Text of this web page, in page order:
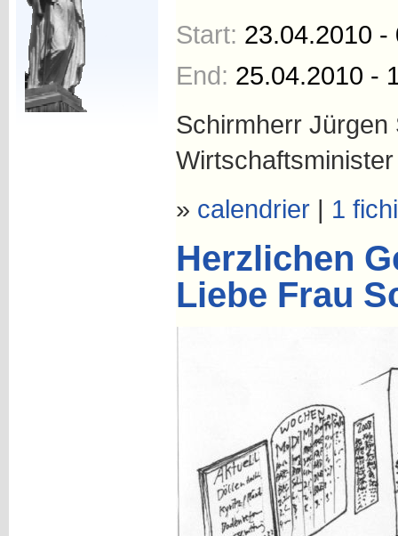
Start: 23.04.2010 -
End: 25.04.2010 -
Schirmherr Jürgen
» calendrier| 1
Herzlichen
Liebe Frau